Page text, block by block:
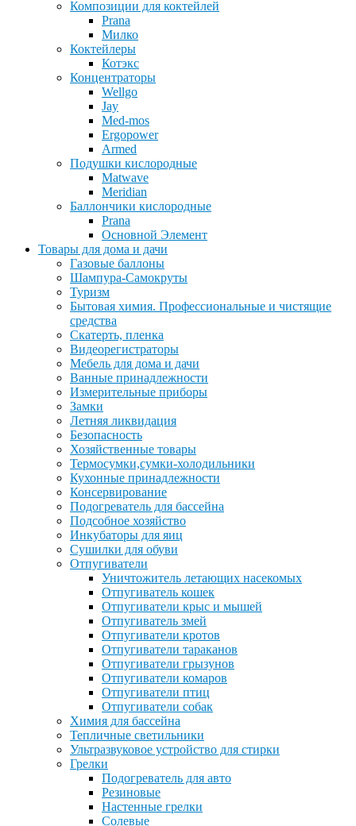
Композиции для коктейлей
Prana
Милко
Коктейлеры
Котэкс
Концентраторы
Wellgo
Jay
Med-mos
Ergopower
Armed
Подушки кислородные
Matwave
Meridian
Баллончики кислородные
Prana
Основной Элемент
Товары для дома и дачи
Газовые баллоны
Шампура-Самокруты
Туризм
Бытовая химия. Профессиональные и чистящие
средства
Скатерть, пленка
Видеорегистраторы
Мебель для дома и дачи
Ванные принадлежности
Измерительные приборы
Замки
Летняя ликвидация
Безопасность
Хозяйственные товары
Термосумки,сумки-холодильники
Кухонные принадлежности
Консервирование
Подогреватель для бассейна
Подсобное хозяйство
Инкубаторы для яиц
Сушилки для обуви
Отпугиватели
Уничтожитель летающих насекомых
Отпугиватель кошек
Отпугиватели крыс и мышей
Отпугиватель змей
Отпугиватели кротов
Отпугиватели тараканов
Отпугиватели грызунов
Отпугиватели комаров
Отпугиватели птиц
Отпугиватели собак
Химия для бассейна
Тепличные светильники
Ультразвуковое устройство для стирки
Грелки
Подогреватель для авто
Резиновые
Настенные грелки
Солевые